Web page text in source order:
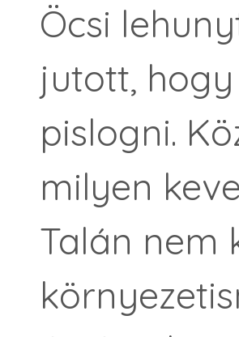
Öcsi
jutott,
pislogni.
milyen
Talán nem